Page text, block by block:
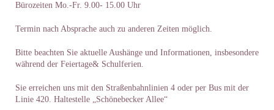
Bürozeiten Mo.-Fr. 9.00- 15.00 Uhr
Termin nach Absprache auch zu anderen Zeiten möglich.
Bitte beachten Sie aktuelle Aushänge und Informationen, insbesondere
während der Feiertage& Schulferien.
Sie erreichen uns mit den Straßenbahnlinien 4 oder per Bus mit der
Linie 420. Haltestelle „Schönebecker Allee“